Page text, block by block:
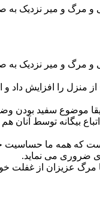
و مرگ و میر نزدیک
و مرگ و میر نزدیک
منزل را افزایش
موضوع سفید بودن
توسط آنان
که همه ما حساسیت
ضروری می نماید.
مرگ عزیزان از غفلت